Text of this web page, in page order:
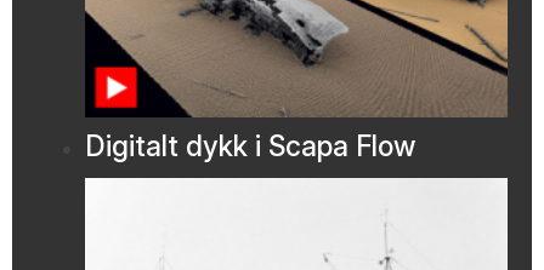
Digitalt dykk i Scapa Flow